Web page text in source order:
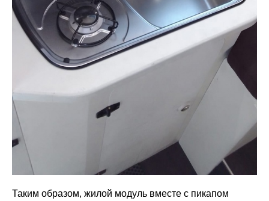
Таким образом, жилой модуль вместе с пикапом